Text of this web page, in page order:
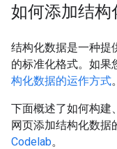
如何添加结构
结构化数据是一种提
的标准化格式。如果
构化数据的运作方式。
下面概述了如何构建
网页添加结构化数据
Codelab。